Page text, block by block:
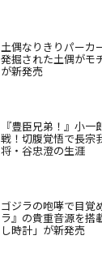
土偶なりきりパーカ
発掘された土偶がモ
が新発売
『豊臣兄弟！』小
戦！切腹覚悟で長宗
将・谷忠澄の生涯
ゴジラの咆哮で目覚
ラ』の貴重音源を搭
し時計」が新発売